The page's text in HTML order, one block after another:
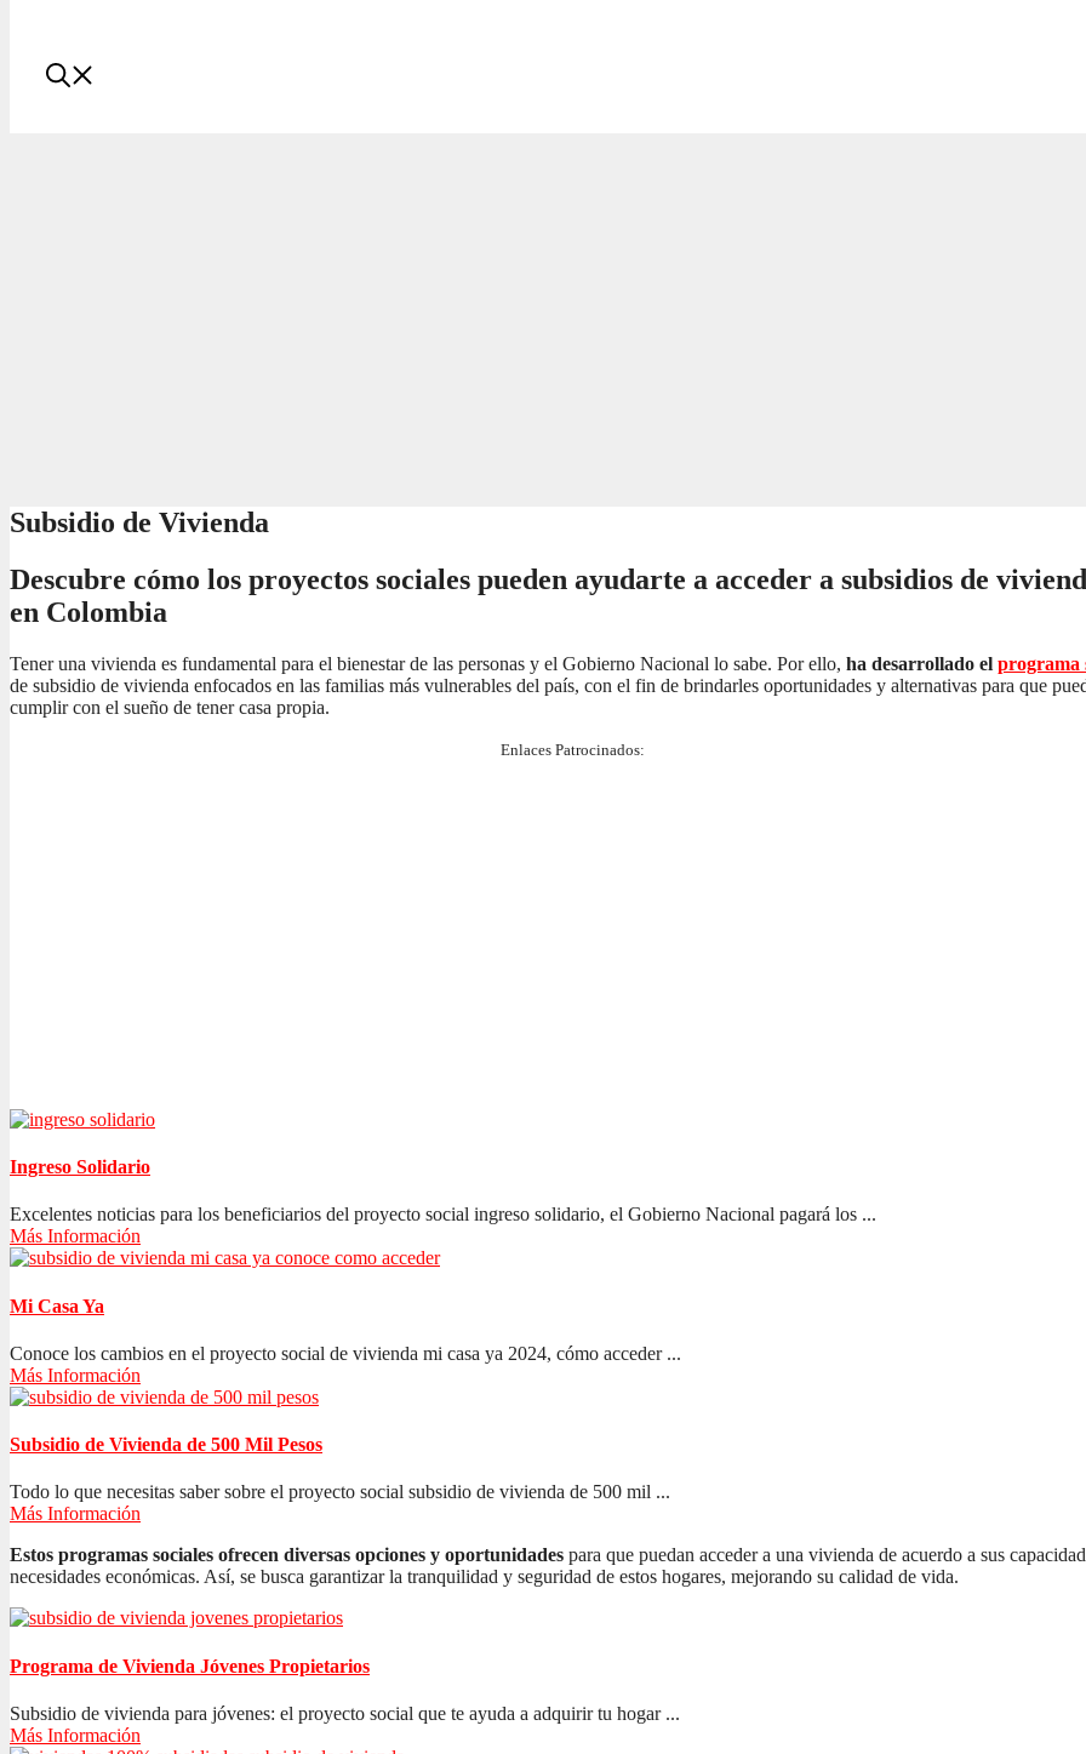
Subsidio de Vivienda
Descubre cómo los proyectos sociales pueden ayudarte a acceder a subsidios de
en Colombia
Tener una vivienda es fundamental para el bienestar de las personas y el Gobierno Nacional lo sabe. Por ello, ha desarrollado el programa
de subsidio de vivienda enfocados en las familias más vulnerables del país, con el fin de brindarles oportunidades y alternativas para que
cumplir con el sueño de tener casa propia.
Enlaces Patrocinados:
Ingreso Solidario
Excelentes noticias para los beneficiarios del proyecto social ingreso solidario, el Gobierno Nacional pagará los ...
Más Información
Mi Casa Ya
Conoce los cambios en el proyecto social de vivienda mi casa ya 2024, cómo acceder ...
Más Información
Subsidio de Vivienda de 500 Mil Pesos
Todo lo que necesitas saber sobre el proyecto social subsidio de vivienda de 500 mil ...
Más Información
Estos programas sociales ofrecen diversas opciones y oportunidades para que puedan acceder a una vivienda de acuerdo a sus
necesidades económicas. Así, se busca garantizar la tranquilidad y seguridad de estos hogares, mejorando su calidad de vida.
Programa de Vivienda Jóvenes Propietarios
Subsidio de vivienda para jóvenes: el proyecto social que te ayuda a adquirir tu hogar ...
Más Información